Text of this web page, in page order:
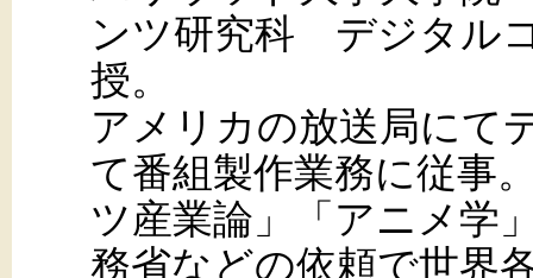
ンツ研究科 デジタル
授。
アメリカの放送局にて
て番組製作業務に従事
ツ産業論」「アニメ学
務省などの依頼で世界